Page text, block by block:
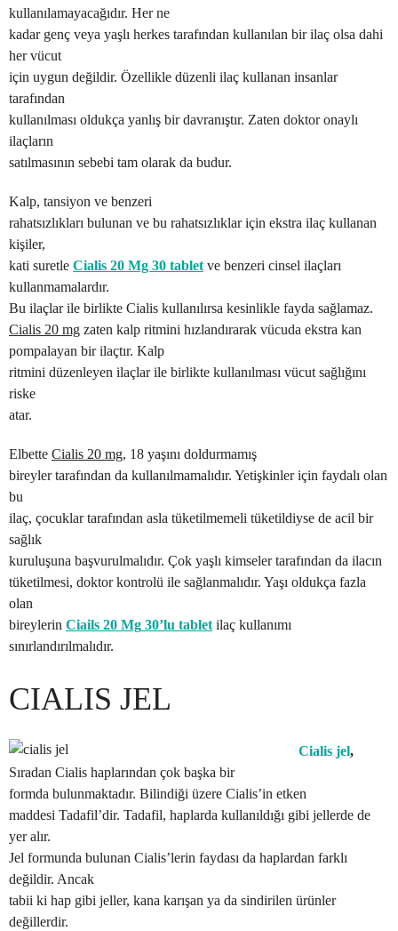
kullanılamayacağıdır. Her ne
kadar genç veya yaşlı herkes tarafından kullanılan bir ilaç olsa dahi
her vücut
için uygun değildir. Özellikle düzenli ilaç kullanan insanlar
tarafından
kullanılması oldukça yanlış bir davranıştır. Zaten doktor onaylı
ilaçların
satılmasının sebebi tam olarak da budur.
Kalp, tansiyon ve benzeri
rahatsızlıkları bulunan ve bu rahatsızlıklar için ekstra ilaç kullanan
kişiler,
kati suretle Cialis 20 Mg 30 tablet ve benzeri cinsel ilaçları
kullanmamalardır.
Bu ilaçlar ile birlikte Cialis kullanılırsa kesinlikle fayda sağlamaz.
Cialis 20 mg zaten kalp ritmini hızlandırarak vücuda ekstra kan
pompalayan bir ilaçtır. Kalp
ritmini düzenleyen ilaçlar ile birlikte kullanılması vücut sağlığını
riske
atar.
Elbette Cialis 20 mg, 18 yaşını doldurmamış
bireyler tarafından da kullanılmamalıdır. Yetişkinler için faydalı olan
bu
ilaç, çocuklar tarafından asla tüketilmemeli tüketildiyse de acil bir
sağlık
kuruluşuna başvurulmalıdır. Çok yaşlı kimseler tarafından da ilacın
tüketilmesi, doktor kontrolü ile sağlanmalıdır. Yaşı oldukça fazla
olan
bireylerin Ciails 20 Mg 30’lu tablet ilaç kullanımı
sınırlandırılmalıdır.
CIALIS JEL
Cialis jel,
Sıradan Cialis haplarından çok başka bir
formda bulunmaktadır. Bilindiği üzere Cialis’in etken
maddesi Tadafil’dir. Tadafil, haplarda kullanıldığı gibi jellerde de
yer alır.
Jel formunda bulunan Cialis’lerin faydası da haplardan farklı
değildir. Ancak
tabii ki hap gibi jeller, kana karışan ya da sindirilen ürünler
değillerdir.